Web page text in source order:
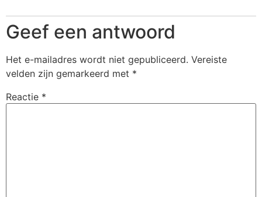
Geef een antwoord
Het e-mailadres wordt niet gepubliceerd. Vereiste
velden zijn gemarkeerd met *
Reactie *